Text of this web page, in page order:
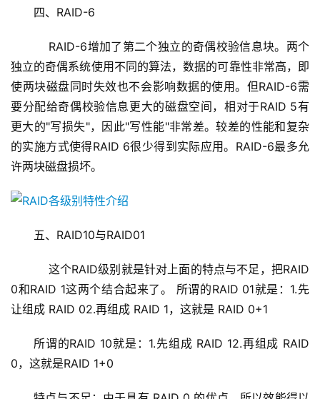
四、RAID-6
RAID-6增加了第二个独立的奇偶校验信息块。两个
独立的奇偶系统使用不同的算法，数据的可靠性非常高，即
使两块磁盘同时失效也不会影响数据的使用。但RAID-6需
要分配给奇偶校验信息更大的磁盘空间，相对于RAID 5有
更大的"写损失"，因此"写性能"非常差。较差的性能和复杂
的实施方式使得RAID 6很少得到实际应用。RAID-6最多允
许两块磁盘损坏。
五、RAID10与RAID01
这个RAID级别就是针对上面的特点与不足，把RAID
0和RAID 1这两个结合起来了。 所谓的RAID 01就是：1.先
让组成 RAID 02.再组成 RAID 1，这就是 RAID 0+1
所谓的RAID 10就是：1.先组成 RAID 12.再组成 RAID
0，这就是RAID 1+0